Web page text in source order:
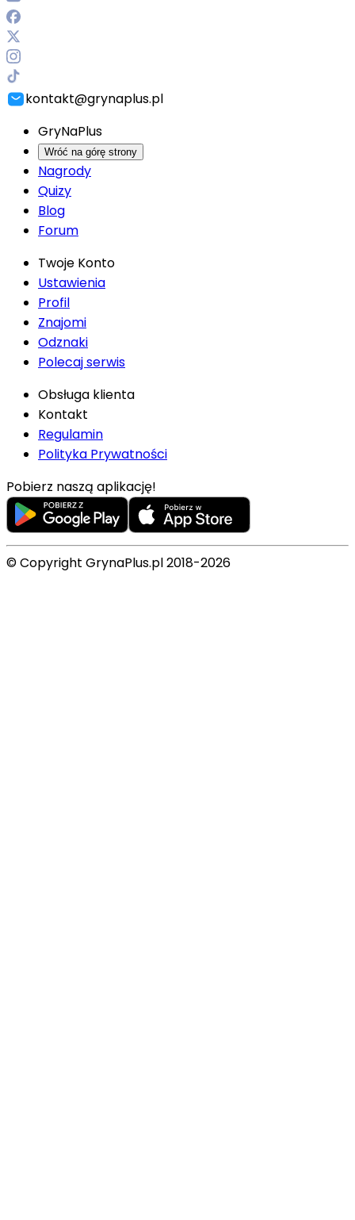
kontakt@grynaplus.pl
GryNaPlus
Wróć na górę strony
Nagrody
Quizy
Blog
Forum
Twoje Konto
Ustawienia
Profil
Znajomi
Odznaki
Polecaj serwis
Obsługa klienta
Kontakt
Regulamin
Polityka Prywatności
Pobierz naszą aplikację!
© Copyright GrynaPlus.pl 2018-2026